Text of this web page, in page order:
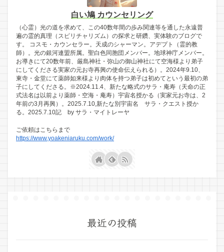
白い鳩 カウンセリング
（心霊）光の道を求めて、この40数年間の歩み関連等を通した永遠普
遍の霊的真理（スピリチャリズム）の探求と研鑽、実体験のブログで
す。 コスモ・カウンセラー。天成のシャーマン。アデプト（霊的教
師）。光の銀河連盟所属。聖白色同胞団メンバー。地球神庁メンバー。
お導きにて20数年前、厳島神社・弥山の御山神社にて空海様より弟子
にしてくださる実家の元お寺再興の使命伝えられる）。2024年9.10、
東寺・金堂にて薬師如来様より肉体を持つ弟子は初めてという最初の弟
子にしてくださる。※2024.11.4、新たな略式のサラ・庵寿（天命の正
式法名は以前より薬師・空海・庵寿）宇宙名授かる（実家元お寺は、2
年前の3月再興）。2025.7.10,新たな別宇宙名 サラ・クエスト授か
る。2025.7.10記 by サラ・マイトレーヤ
ご依頼はこちらまで
https://www.yoakeniaruku.com/work/
最近の投稿